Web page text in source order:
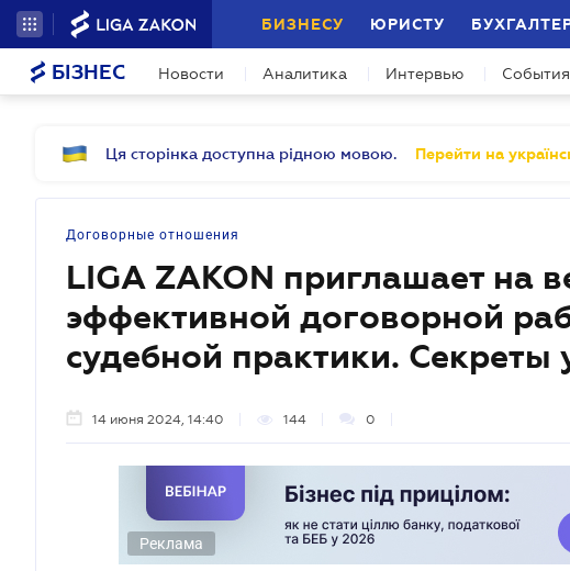
БИЗНЕСУ ЮРИСТУ
БІЗНЕС Новости Аналитика Интервью События
Ця сторінка доступна рідною мовою. Перейти на
Договорные отношения
LIGA ZAKON приглашает на
эффективной договорной
судебной практики. Секреты
14 июня 2024, 14:40 144 0
Реклама